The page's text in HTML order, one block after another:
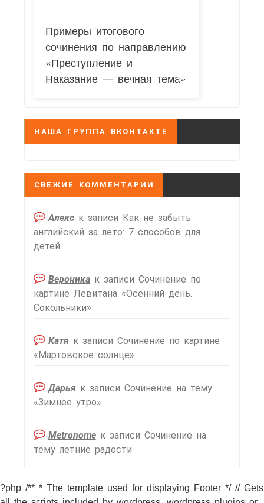
Примеры итогового
сочинения по направлению
«Преступление и
Наказание — вечная тема»
НАША ГРУППА ВКОНТАКТЕ
СВЕЖИЕ КОММЕНТАРИИ
Алекск записи Как не забыть
английский за лето: 7 способов для
детей
Вероникак записи Сочинение по
картине Левитана «Осенний день.
Сокольники»
Катяк записи Сочинение по картине
«Мартовское солнце»
Дарьяк записи Сочинение на тему
«Зимнее утро»
Metronomeк записи Сочинение на
тему летние радости
?php /** * The template used for displaying Footer */ // Gets